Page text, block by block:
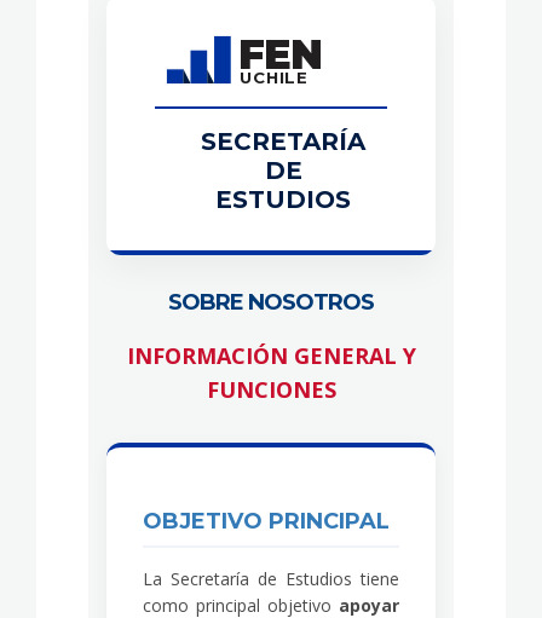
FEN
UCHILE
SECRETARÍA
DE
ESTUDIOS
SOBRE NOSOTROS
INFORMACIÓN GENERAL Y
FUNCIONES
OBJETIVO PRINCIPAL
La Secretaría de Estudios tiene
como principal objetivo apoyar